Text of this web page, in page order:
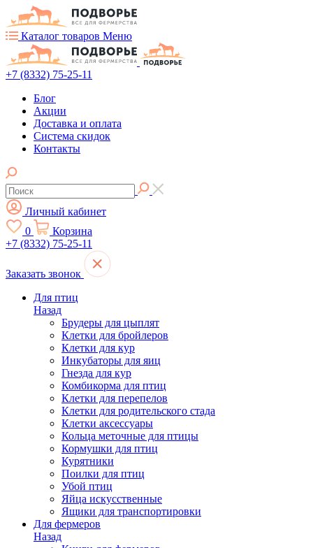
Каталог товаров Меню
+7 (8332) 75-25-11
Блог
Акции
Доставка и оплата
Система скидок
Контакты
Личный кабинет
0
Корзина
+7 (8332) 75-25-11
Заказать звонок
Для птиц
Назад
Брудеры для цыплят
Клетки для бройлеров
Клетки для кур
Инкубаторы для яиц
Гнезда для кур
Комбикорма для птиц
Клетки для перепелов
Клетки для родительского стада
Клетки аксессуары
Кольца меточные для птицы
Кормушки для птиц
Курятники
Поилки для птиц
Убой птиц
Яйца искусственные
Ящики для транспортировки
Для фермеров
Назад